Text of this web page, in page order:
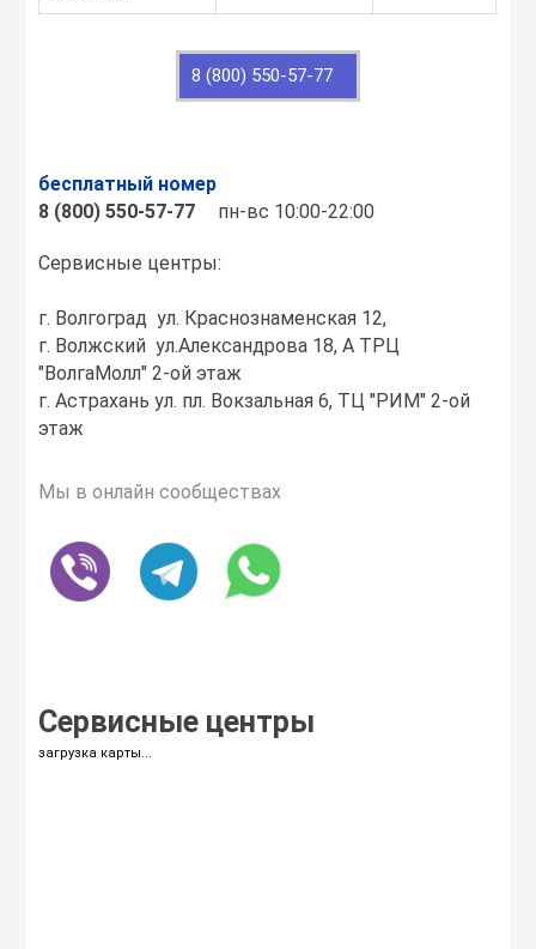
8 (800) 550-57-77
бесплатный номер
8 (800) 550-57-77
пн-вс 10:00-22:00
Сервисные центры:
г. Волгоград ул. Краснознаменская 12,
г. Волжский ул.Александрова 18, А ТРЦ
"ВолгаМолл" 2-ой этаж
г. Астрахань ул. пл. Вокзальная 6, ТЦ "РИМ" 2-ой
этаж
Мы в онлайн сообществах
Сервисные центры
загрузка карты...